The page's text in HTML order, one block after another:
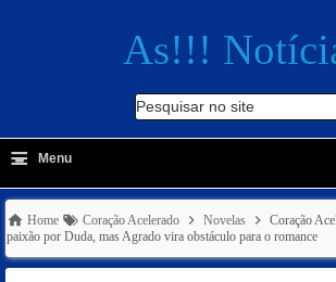
As!!!
Pesquisar no site
-
≡ Menu
Home Coração Acelerado Novelas
Coração
paixão por Duda, mas Agrado vira obstáculo para o romance